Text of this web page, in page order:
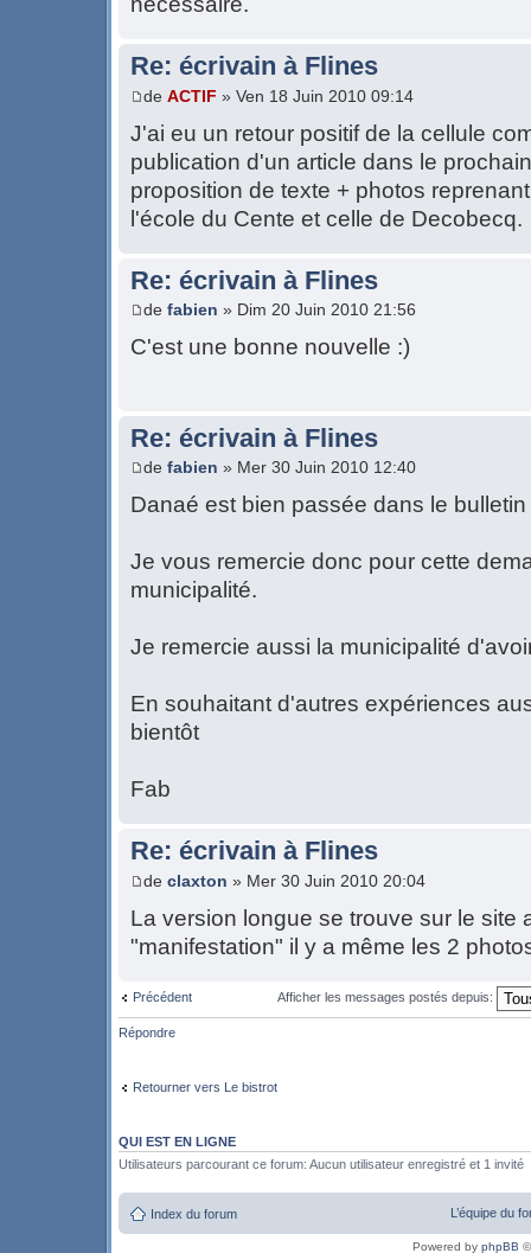
Re: écrivain à Flines
de ACTIF » Ven 18 Juin 2010 09:14
J'ai eu un retour positif de la cellule
publication d'un article dans le
proposition de texte + photos
l'école du Cente et celle de Decobecq.
Re: écrivain à Flines
de fabien » Dim 20 Juin 2010 21:56
C'est une bonne nouvelle :)
Re: écrivain à Flines
de fabien » Mer 30 Juin 2010 12:40
Danaé est bien passée dans le
Je vous remercie donc pour cette
municipalité.
Je remercie aussi la municipalité
En souhaitant d'autres expériences
bientôt
Fab
Re: écrivain à Flines
de claxton » Mer 30 Juin 2010 20:04
La version longue se trouve sur le site
"manifestation" il y a même les 2
Précédent Afficher les messages postés depuis:
Répondre
Retourner vers Le bistrot
QUI EST EN LIGNE
Utilisateurs parcourant ce forum: Aucun utilisateur enregistré et 1 invité
Index du forum L’équipe du
Powered by phpBB